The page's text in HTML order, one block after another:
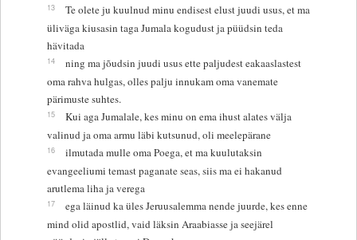
13
Te olete ju kuulnud minu endisest elust juudi usus, et ma
üliväga kiusasin taga Jumala kogudust ja püüdsin teda
hävitada
14
ning ma jõudsin juudi usus ette paljudest eakaaslastest
oma rahva hulgas, olles palju innukam oma vanemate
pärimuste suhtes.
15
Kui aga Jumalale, kes minu on ema ihust alates välja
valinud ja oma armu läbi kutsunud, oli meelepärane
16
ilmutada mulle oma Poega, et ma kuulutaksin
evangeeliumi temast paganate seas, siis ma ei hakanud
arutlema liha ja verega
17
ega läinud ka üles Jeruusalemma nende juurde, kes enne
mind olid apostlid, vaid läksin Araabiasse ja seejärel